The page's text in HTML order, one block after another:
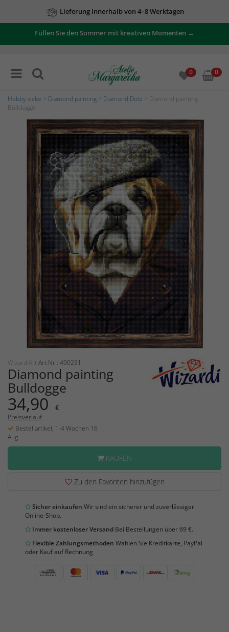
Lieferung innerhalb von 4–8 Werktagen
Füllen Sie den Sommer mit kreativen Momenten →
0 0
Hobby-ecke Diamond painting Diamond Dotz > Diamond painting
Bulldogge
WizardiArt Art.Nr.: 490231
Diamond painting
Bulldogge
34,90 €
Preisverlauf
Bestellartikel, 1-4 Wochen 16
Aug
KAUFEN
Zu den Favoriten hinzufügen
Sicher einkaufen Wir sind ein sicherer und zuverlässiger
Online-Shop.
Immer kostenloser Versand Bei Bestellungen über 69 €.
Flexible Zahlungsmethoden Wählen Sie Kreditkarte, PayPal
oder Kauf auf Rechnung